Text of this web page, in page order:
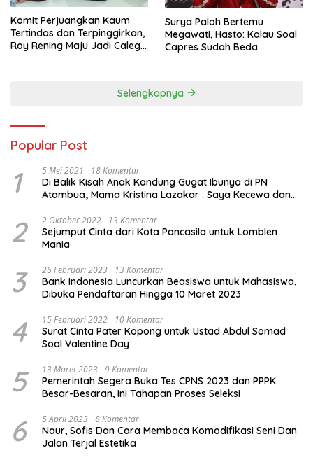
Komit Perjuangkan Kaum
Tertindas dan Terpinggirkan,
Roy Rening Maju Jadi Caleg
Surya Paloh Bertemu
Megawati, Hasto: Kalau Soal
Capres Sudah Beda
Selengkapnya
Popular Post
1 5 Mei 2021 18 Komentar
Di Balik Kisah Anak Kandung Gugat Ibunya di PN
Atambua; Mama Kristina Lazakar : Saya Kecewa dan
2 2 Oktober 2022 13 Komentar
Sejumput Cinta dari Kota Pancasila untuk Lomblen
Mania
3 26 Februari 2023 13 Komentar
Bank Indonesia Luncurkan Beasiswa untuk Mahasiswa,
Dibuka Pendaftaran Hingga 10 Maret 2023
4 15 Februari 2022 10 Komentar
Surat Cinta Pater Kopong untuk Ustad Abdul Somad
Soal Valentine Day
5 13 Maret 2023 9 Komentar
Pemerintah Segera Buka Tes CPNS 2023 dan PPPK
Besar-Besaran, Ini Tahapan Proses Seleksi
6 5 April 2023 8 Komentar
Naur, Sofis Dan Cara Membaca Komodifikasi Seni Dan
Jalan Terjal Estetika